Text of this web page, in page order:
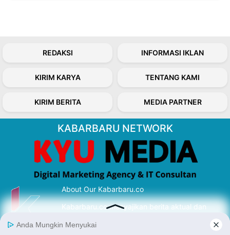
REDAKSI INFORMASI IKLAN
KIRIM KARYA TENTANG KAMI
KIRIM BERITA MEDIA PARTNER
KABARBARU NETWORK
About Our Kabarbaru.co
Kabarbaru.co menyajikan berita aktual dan
serta terverifikasi dari sumber yang tepat.